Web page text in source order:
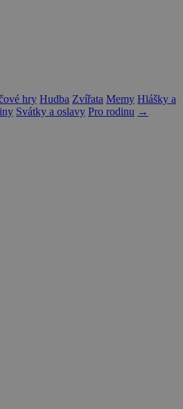
hry Hudba Zvířata Memy Hlášky a
Svátky a oslavy Pro rodinu →